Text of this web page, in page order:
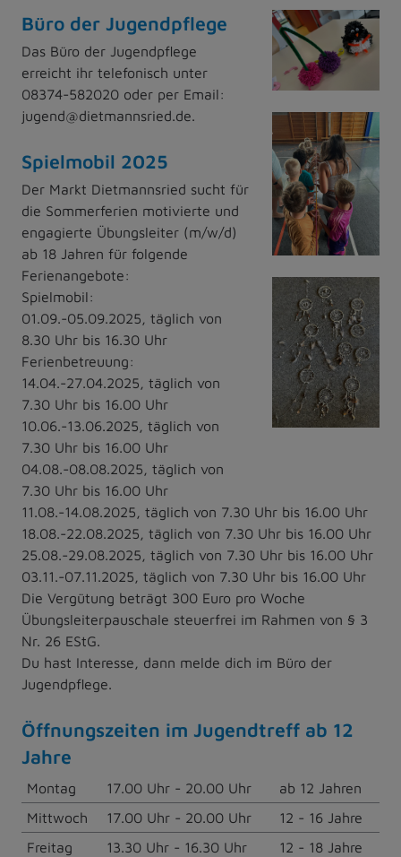
Büro der Jugendpflege
Das Büro der Jugendpflege
erreicht ihr telefonisch unter
08374-582020 oder per Email:
jugend@dietmannsried.de.
Spielmobil 2025
Der Markt Dietmannsried sucht für
die Sommerferien motivierte und
engagierte Übungsleiter (m/w/d)
ab 18 Jahren für folgende
Ferienangebote:
Spielmobil:
01.09.-05.09.2025, täglich von
8.30 Uhr bis 16.30 Uhr
Ferienbetreuung:
14.04.-27.04.2025, täglich von
7.30 Uhr bis 16.00 Uhr
10.06.-13.06.2025, täglich von
7.30 Uhr bis 16.00 Uhr
04.08.-08.08.2025, täglich von
7.30 Uhr bis 16.00 Uhr
11.08.-14.08.2025, täglich von 7.30 Uhr bis 16.00 Uhr
18.08.-22.08.2025, täglich von 7.30 Uhr bis 16.00 Uhr
25.08.-29.08.2025, täglich von 7.30 Uhr bis 16.00 Uhr
03.11.-07.11.2025, täglich von 7.30 Uhr bis 16.00 Uhr
Die Vergütung beträgt 300 Euro pro Woche
Übungsleiterpauschale steuerfrei im Rahmen von § 3
Nr. 26 EStG.
Du hast Interesse, dann melde dich im Büro der
Jugendpflege.
Öffnungszeiten im Jugendtreff ab 12
Jahre
Montag 17.00 Uhr - 20.00 Uhr
ab 12 Jahren
Mittwoch
17.00 Uhr - 20.00 Uhr
12 - 16 Jahre
Freitag
13.30 Uhr - 16.30 Uhr 12 - 18 Jahre